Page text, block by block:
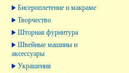
Бисероплетение и макраме
Творчество
Шторная фурнитура
Швейные машины и
аксессуары
Украшения